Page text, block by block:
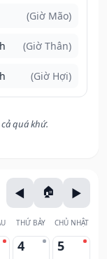
(Giờ Mão)
(Giờ Thân)
(Giờ Hợi)
quá khứ.
THỨ BẢY CHỦ NHẬT
4 5